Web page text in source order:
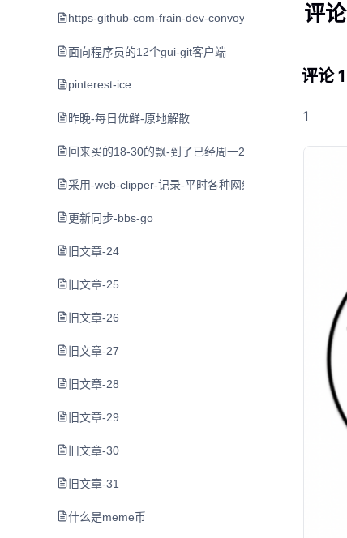
https-github-com-frain-dev-convoy
面向程序员的12个gui-git客户端
pinterest-ice
昨晚-每日优鲜-原地解散
回来买的18-30的飘-到了已经周一2点了-打车到家不到3
采用-web-clipper-记录-平时各种网络平台的-好文章-值
更新同步-bbs-go
旧文章-24
旧文章-25
旧文章-26
旧文章-27
旧文章-28
旧文章-29
旧文章-30
旧文章-31
什么是meme币
评论
评论
1